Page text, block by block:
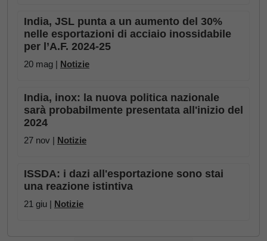
India, JSL punta a un aumento del 30%
nelle esportazioni di acciaio inossidabile
per l’A.F. 2024-25
20 mag | Notizie
India, inox: la nuova politica nazionale
sarà probabilmente presentata all'inizio del
2024
27 nov | Notizie
ISSDA: i dazi all'esportazione sono stai
una reazione istintiva
21 giu | Notizie